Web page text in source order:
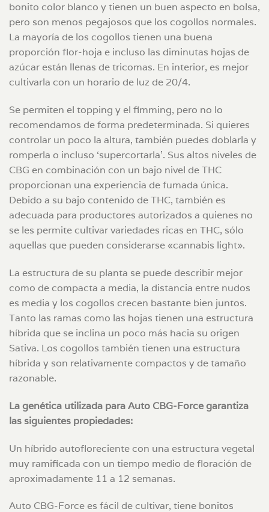
bonito color blanco y tienen un buen aspecto en bolsa,
pero son menos pegajosos que los cogollos normales.
La mayoría de los cogollos tienen una buena
proporción flor-hoja e incluso las diminutas hojas de
azúcar están llenas de tricomas. En interior, es mejor
cultivarla con un horario de luz de 20/4.
Se permiten el topping y el fimming, pero no lo
recomendamos de forma predeterminada. Si quieres
controlar un poco la altura, también puedes doblarla y
romperla o incluso ‘supercortarla’. Sus altos niveles de
CBG en combinación con un bajo nivel de THC
proporcionan una experiencia de fumada única.
Debido a su bajo contenido de THC, también es
adecuada para productores autorizados a quienes no
se les permite cultivar variedades ricas en THC, sólo
aquellas que pueden considerarse «cannabis light».
La estructura de su planta se puede describir mejor
como de compacta a media, la distancia entre nudos
es media y los cogollos crecen bastante bien juntos.
Tanto las ramas como las hojas tienen una estructura
híbrida que se inclina un poco más hacia su origen
Sativa. Los cogollos también tienen una estructura
híbrida y son relativamente compactos y de tamaño
razonable.
La genética utilizada para Auto CBG-Force garantiza
las siguientes propiedades:
Un híbrido autofloreciente con una estructura vegetal
muy ramificada con un tiempo medio de floración de
aproximadamente 11 a 12 semanas.
Auto CBG-Force es fácil de cultivar, tiene bonitos